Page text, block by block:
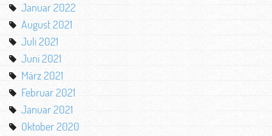
Januar 2022
August 2021
Juli 2021
Juni 2021
März 2021
Februar 2021
Januar 2021
Oktober 2020